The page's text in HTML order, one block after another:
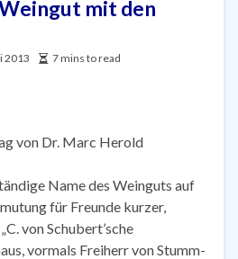
mit den
2013 7 mins to read
von Dr. Marc Herold
Name des Weinguts auf
für Freunde kurzer,
von Schubert’sche
vormals Freiherr von Stumm-